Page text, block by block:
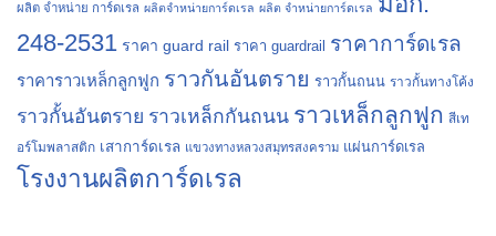
ผลิต จำหน่าย การ์ดเรล ผลิตจำหน่ายการ์ดเรล ผลิต จำหน่ายการ์ดเรล
248-2531 ราคา guard rail ราคา guardrail ราคาการ์ดเรล
ราคาราวเหล็กลูกฟูก ราวกันอันตราย ราวกั้นถนน ราวกั้นทางโค้ง
ราวกั้นอันตราย ราวเหล็กกันถนน ราวเหล็กลูกฟูก สีเท
อร์โมพลาสติก เสาการ์ดเรล แขวงทางหลวงสมุทรสงคราม แผ่นการ์ดเรล
โรงงานผลิตการ์ดเรล